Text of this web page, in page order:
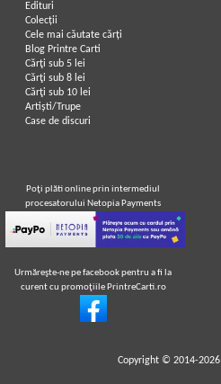
Edituri
Colecții
Cele mai căutate cărți
Blog Printre Carti
Cărţi sub 5 lei
Cărţi sub 8 lei
Cărţi sub 10 lei
Artiști/Trupe
Case de discuri
Poţi plăti online prin intermediul
procesatorului Netopia Payments
Urmăreşte-ne pe facebook pentru a fi la
curent cu promoţiile PrintreCarti.ro
Copyright © 2014-2026